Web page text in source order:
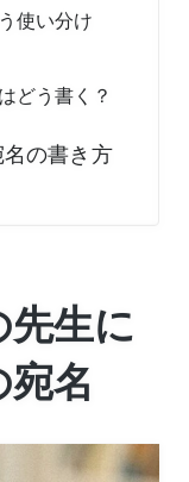
使い分け
どう書く？
の書き方
生に
名